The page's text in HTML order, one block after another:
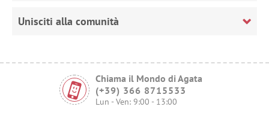
Unisciti alla comunità
Chiama il Mondo di Agata
(+39) 366 8715533
Lun - Ven: 9:00 - 13:00